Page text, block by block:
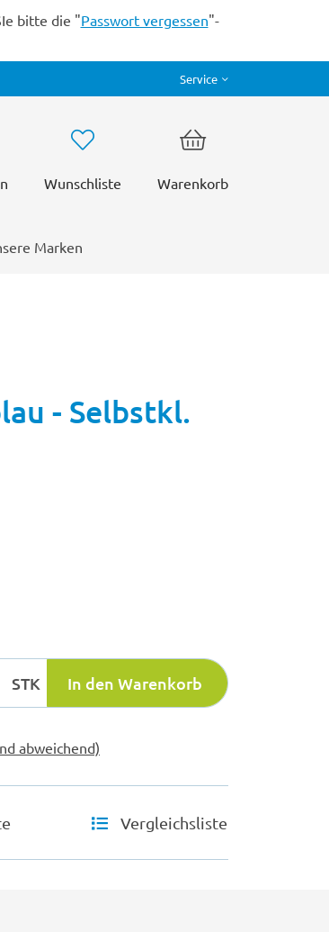
bitte die "Passwort vergessen"-
Service
Wunschliste Warenkorb
Marken
- Selbstkl.
STK In den Warenkorb
abweichend)
Vergleichsliste